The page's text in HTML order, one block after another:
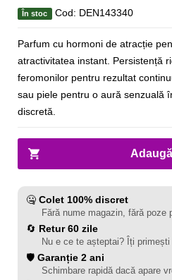
În stoc Cod: DEN143340
Parfum cu hormoni de atracție
atractivitatea instant. Persistență
feromonilor pentru rezultat
sau piele pentru o aură senzuală
discretă.
🤐 Colet 100% discret
Fără nume magazin, fără poze
🔄 Retur 60 zile
Nu e ce te așteptai? Îți
🛡️ Garanție 2 ani
Schimbare rapidă dacă apare